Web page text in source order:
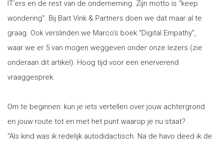
IT’ers en de rest van de onderneming. Zijn motto is “keep
wondering". Bij Bart Vink & Partners doen we dat maar al te
graag. Ook verslinden we Marco’s boek “Digital Empathy”,
waar we er 5 van mogen weggeven onder onze lezers (zie
onderaan dit artikel). Hoog tijd voor een enerverend
vraaggesprek.
Om te beginnen: kun je iets vertellen over jouw achtergrond
en jouw route tot en met het punt waarop je nu staat?
“Als kind was ik redelijk autodidactisch. Na de havo deed ik de